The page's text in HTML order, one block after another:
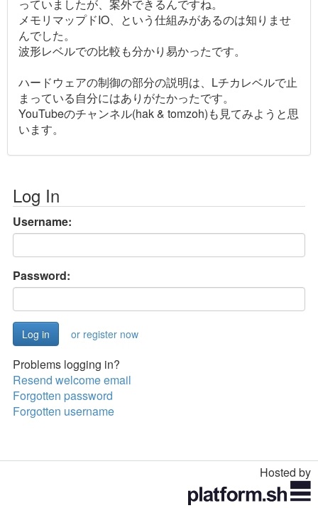
っていましたが、案外できるんですね。
メモリマップドIO、という仕組みがあるのは知りませ
んでした。
波形レベルでの比較も分かり易かったです。
ハードウェアの制御の部分の説明は、Lチカレベルで止
まっている自分にはありがたかったです。
YouTubeのチャンネル(hak & tomzoh)も見てみようと思
います。
Log In
Username:
Password:
or register now
Problems logging in?
Resend welcome email
Forgotten password
Forgotten username
Hosted by